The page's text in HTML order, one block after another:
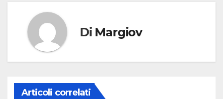
Di Margiov
Articoli correlati